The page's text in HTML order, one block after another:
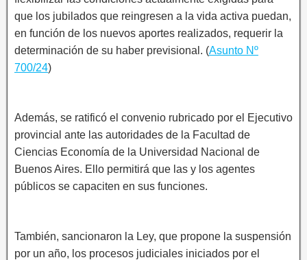
que los jubilados que reingresen a la vida activa puedan,
en función de los nuevos aportes realizados, requerir la
determinación de su haber previsional. (Asunto Nº
700/24)
Además, se ratificó el convenio rubricado por el Ejecutivo
provincial ante las autoridades de la Facultad de
Ciencias Economía de la Universidad Nacional de
Buenos Aires. Ello permitirá que las y los agentes
públicos se capaciten en sus funciones.
También, sancionaron la Ley, que propone la suspensión
por un año, los procesos judiciales iniciados por el